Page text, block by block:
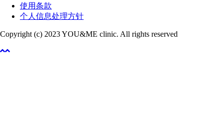
使用条款
个人信息处理方针
Copyright (c) 2023 YOU&ME clinic. All rights reserved